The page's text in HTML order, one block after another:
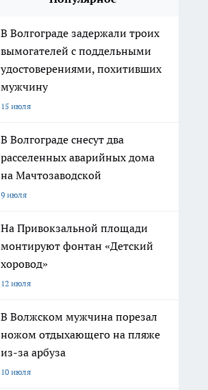
В Волгограде задержали троих
вымогателей с поддельными
удостоверениями, похитивших
мужчину
15 июля
В Волгограде снесут два
расселенных аварийных дома
на Мачтозаводской
9 июля
На Привокзальной площади
монтируют фонтан «Детский
хоровод»
12 июля
В Волжском мужчина порезал
ножом отдыхающего на пляже
из-за арбуза
10 июля